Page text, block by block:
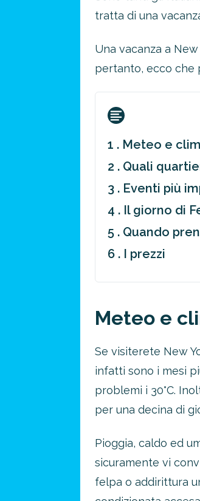
tratta di una
Una vacanza a
pertanto, ecco che
1 . Meteo e
2 . Quali
3 . Eventi più
4 . Il giorno di
5 . Quando
6 . I prezzi
Meteo e
Se visiterete New
infatti sono i mesi
problemi i 30°C.
per una decina di
Pioggia, caldo ed
sicuramente vi
felpa o addirittura